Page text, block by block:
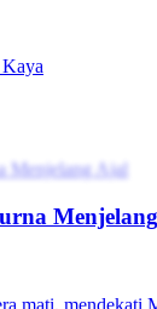
mati, mendekati